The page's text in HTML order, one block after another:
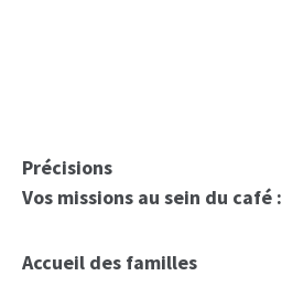
Précisions
Vos missions au sein du café :
Accueil des familles